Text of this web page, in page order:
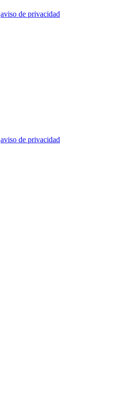
aviso de privacidad
aviso de privacidad